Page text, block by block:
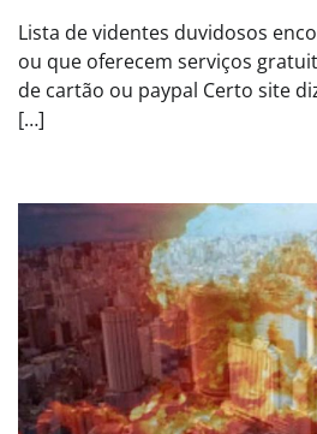
Lista de videntes duvidosos
ou que oferecem serviços
de cartão ou paypal Certo site
[…]